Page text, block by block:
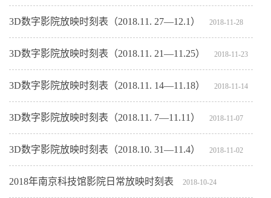
3D数字影院放映时刻表（2018.11. 27—12.1） 2018-11-28
3D数字影院放映时刻表（2018.11. 21—11.25） 2018-11-23
3D数字影院放映时刻表（2018.11. 14—11.18） 2018-11-14
3D数字影院放映时刻表（2018.11. 7—11.11） 2018-11-07
3D数字影院放映时刻表（2018.10. 31—11.4） 2018-11-02
2018年南京科技馆影院日常放映时刻表 2018-10-24